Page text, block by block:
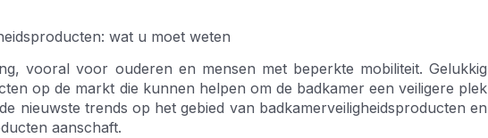
wat u moet weten
vooral voor ouderen en mensen met beperkte mobiliteit. Gelukkig
op de markt die kunnen helpen om de badkamer een veiligere plek
nieuwste trends op het gebied van badkamerveiligheidsproducten en
aanschaft.